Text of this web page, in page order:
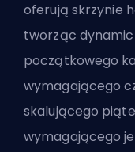
oferują skrzynie
tworząc
początkowego
wymagającego
skalującego
wymagającego